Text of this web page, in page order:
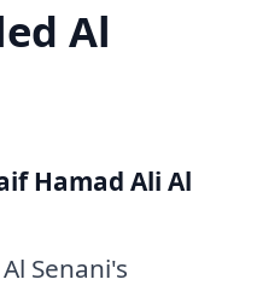
Al
Hamad Ali Al
Senani's